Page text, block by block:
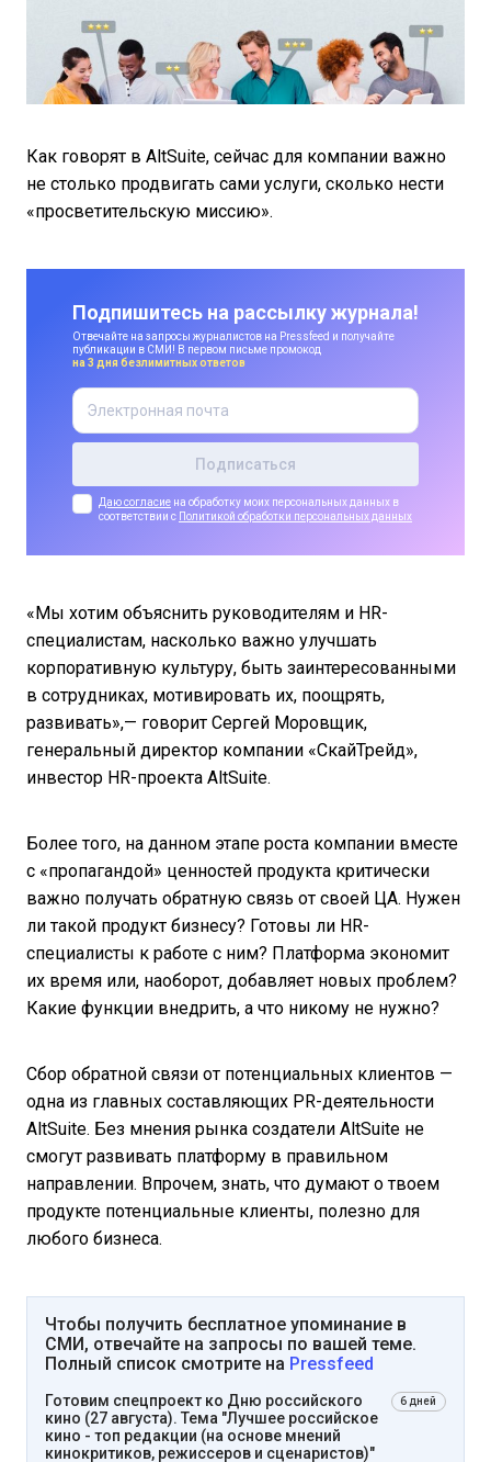
Как говорят в AltSuite, сейчас для компании важно
не столько продвигать сами услуги, сколько нести
«просветительскую миссию».
Подпишитесь на рассылку журнала!
Отвечайте на запросы журналистов на Pressfeed и получайте
публикации в СМИ! В первом письме промокод
на 3 дня безлимитных ответов
Даю согласие на обработку моих персональных данных в
соответствии с Политикой обработки персональных данных
«Мы хотим объяснить руководителям и HR-
специалистам, насколько важно улучшать
корпоративную культуру, быть заинтересованными
в сотрудниках, мотивировать их, поощрять,
развивать»,— говорит Сергей Моровщик,
генеральный директор компании «СкайТрейд»,
инвестор HR-проекта AltSuite.
Более того, на данном этапе роста компании вместе
с «пропагандой» ценностей продукта критически
важно получать обратную связь от своей ЦА. Нужен
ли такой продукт бизнесу? Готовы ли HR-
специалисты к работе с ним? Платформа экономит
их время или, наоборот, добавляет новых проблем?
Какие функции внедрить, а что никому не нужно?
Сбор обратной связи от потенциальных клиентов —
одна из главных составляющих PR-деятельности
AltSuite. Без мнения рынка создатели AltSuite не
смогут развивать платформу в правильном
направлении. Впрочем, знать, что думают о твоем
продукте потенциальные клиенты, полезно для
любого бизнеса.
Чтобы получить бесплатное упоминание в
СМИ, отвечайте на запросы по вашей теме.
Полный список смотрите на Pressfeed
Готовим спецпроект ко Дню российского
кино (27 августа). Тема "Лучшее российское
кино - топ редакции (на основе мнений
кинокритиков, режиссеров и сценаристов)"
6 дней